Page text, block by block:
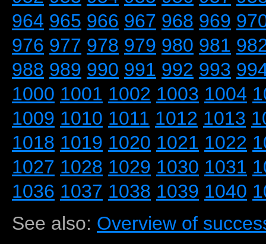
964 965 966 967 968 969
976 977 978 979 980 981
988 989 990 991 992 993
1000 1001 1002 1003 1004
1009 1010 1011 1012 1013
1018 1019 1020 1021 1022
1027 1028 1029 1030 1031
1036 1037 1038 1039 1040
See also: Overview of